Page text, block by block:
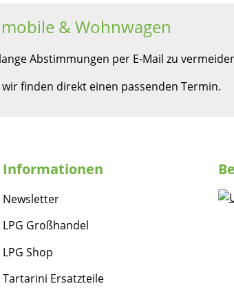
& Wohnwagen
Abstimmungen per E-Mail zu
wir finden direkt einen passenden Termin.
Informationen
Newsletter
LPG Großhandel
LPG Shop
Tartarini Ersatzteile